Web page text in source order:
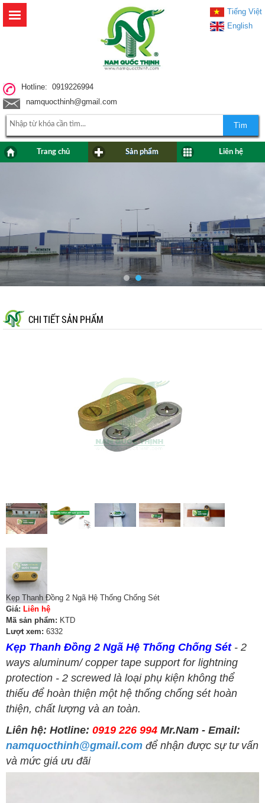
Hotline: 0919226994
namquocthinh@gmail.com
Tiếng Việt
English
Tìm
Trang chủ Sản phẩm Liên hệ
CHI TIẾT SẢN PHẨM
Kẹp Thanh Đồng 2 Ngã Hệ Thống Chống Sét
Giá: Liên hệ
Mã sản phẩm: KTD
Lượt xem: 6332
Kẹp Thanh Đồng 2 Ngã Hệ Thống Chống Sét- 2
ways aluminum/ copper tape support for lightning
protection - 2 screwed là loại phụ kiện không thể
thiếu để hoàn thiện một hệ thống chống sét hoàn
thiện, chất lượng và an toàn.
Liên hệ: Hotline: 0919 226 994 Mr.Nam - Email:
namquocthinh@gmail.com để nhận được sự tư vấn
và mức giá ưu đãi